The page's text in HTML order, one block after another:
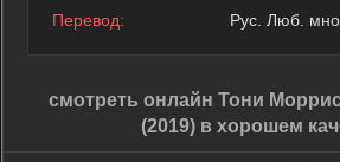
Перевод: Рус. Люб.
смотреть онлайн Тони
(2019) в хорошем